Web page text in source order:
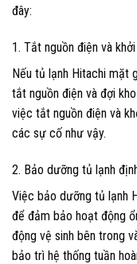
đây:
1. Tắt nguồn điện và
Nếu tủ lạnh Hitachi mặt
tắt nguồn điện và đợi
việc tắt nguồn điện và
các sự cố như vậy.
2. Bảo dưỡng tủ lạnh
Việc bảo dưỡng tủ lạnh
để đảm bảo hoạt động
động vệ sinh bên trong
bảo trì hệ thống tuần